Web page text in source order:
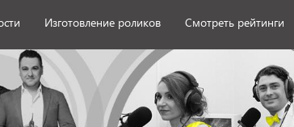
Изготовление роликов Смотреть рейтинги